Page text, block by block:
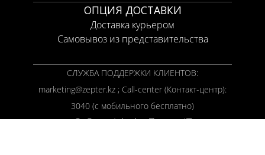
ОПЦИЯ ДОСТАВКИ
Доставка курьером
Самовывоз из представительства
СЛУЖБА ПОДДЕРЖКИ КЛИЕНТОВ:
marketing@zepter.kz ; Call-center (Контакт-центр):
3040 (с мобильного бесплатно)
© Copyright byZepter IT